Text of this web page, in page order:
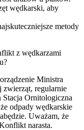
wędkarski, aby
metody
z wędkarzami
Ministra
zwierząt, regularnie
Stacja Ornitologiczna
odpady wędkarskie
Uważam, że
narasta.